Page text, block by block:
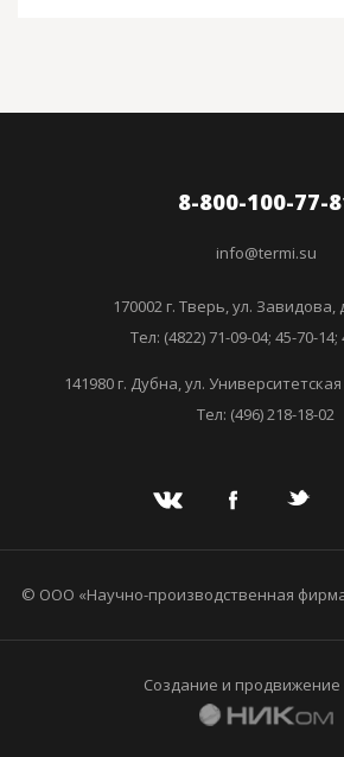
8-800-100-77-
info@termi.su
170002 г. Тверь, ул. Завидова,
Тел: (4822) 71-09-04; 45-70-14;
141980 г. Дубна, ул.
Тел: (496) 218-18-02
© ООО «Научно-производственная
Создание и продвижение